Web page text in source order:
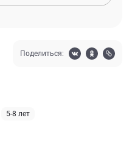
Поделиться:
5-8 лет